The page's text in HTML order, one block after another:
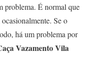
problema. É normal que
Se o
há um problema por
Vazamento Vila